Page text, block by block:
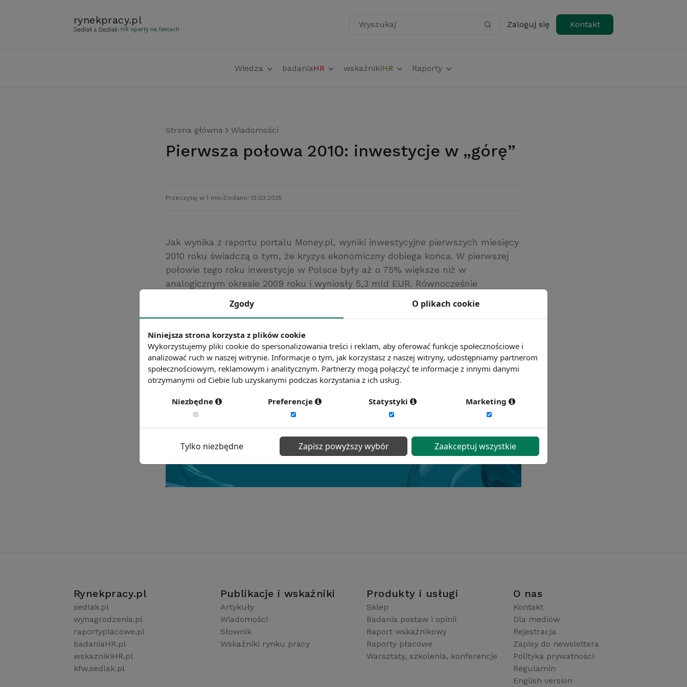
rynekpracy.pl
- HR oparty na faktach Wyszukaj Zaloguj się Kontakt
Wiedza badaniaHR wskaźnikiHR Raporty
Strona główna Wiadomości
Pierwsza połowa 2010: inwestycje w „górę”
Przeczytaj w 1 min. Dodano: 13.03.2025
Jak wynika z raportu portalu Money.pl, wyniki inwestycyjne pierwszych miesięcy
2010 roku świadczą o tym, że kryzys ekonomiczny dobiega końca. W pierwszej
połowie tego roku inwestycje w Polsce były aż o 75% większe niż w
analogicznym okresie 2009 roku i wyniosły 5,3 mld EUR. Równocześnie
Chcesz wiedzieć więcej?
Zobacz więcej wiadomości
Rynekpracy.pl
sedlak.pl
wynagrodzenia.pl
raportyplacowe.pl
badaniaHR.pl
wskaznikiHR.pl
kfw.sedlak.pl
Publikacje i wskaźniki
Artykuły
Wiadomości
Słownik
Wskaźniki rynku pracy
Produkty i usługi
Sklep
Badania postaw i opinii
Raport wskaźnikowy
Raporty płacowe
Warsztaty, szkolenia, konferencje
O nas
Kontakt
Dla mediów
Rejestracja
Zapisy do newslettera
Polityka prywatności
Regulamin
English version
Zgody O plikach cookie
Niniejsza strona korzysta z plików cookie
Wykorzystujemy pliki cookie do spersonalizowania treści i reklam, aby oferować funkcje społecznościowe i
analizować ruch w naszej witrynie. Informacje o tym, jak korzystasz z naszej witryny, udostępniamy partnerom
społecznościowym, reklamowym i analitycznym. Partnerzy mogą połączyć te informacje z innymi danymi
otrzymanymi od Ciebie lub uzyskanymi podczas korzystania z ich usług.
Niezbędne Preferencje Statystyki Marketing
Tylko niezbędne Zapisz powyższy wybór Zaakceptuj wszystkie